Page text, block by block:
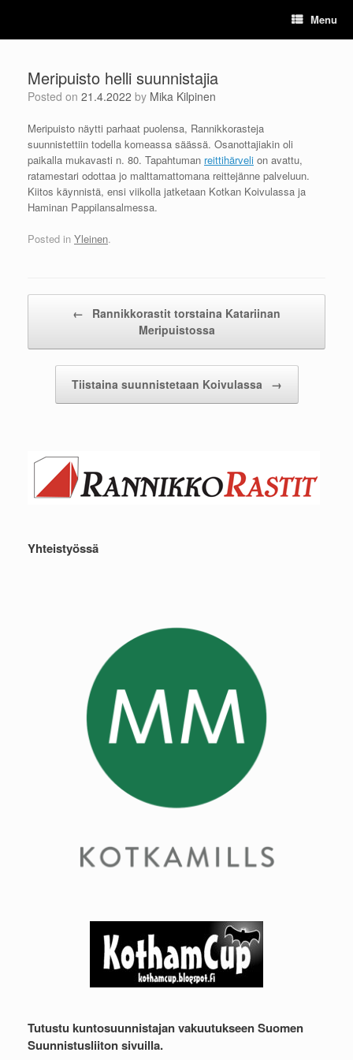
content
Menu
Meripuisto helli suunnistajia
Posted on 21.4.2022 by Mika Kilpinen
Meripuisto näytti parhaat puolensa, Rannikkorasteja
suunnistettiin todella komeassa säässä. Osanottajiakin oli
paikalla mukavasti n. 80. Tapahtuman reittihärveli on avattu,
ratamestari odottaa jo malttamattomana reittejänne palveluun.
Kiitos käynnistä, ensi viikolla jatketaan Kotkan Koivulassa ja
Haminan Pappilansalmessa.
Posted in Yleinen.
←
Rannikkorastit torstaina Katariinan
Meripuistossa
Tiistaina suunnistetaan Koivulassa →
Yhteistyössä
Tutustu kuntosuunnistajan vakuutukseen Suomen
Suunnistusliiton sivuilla.